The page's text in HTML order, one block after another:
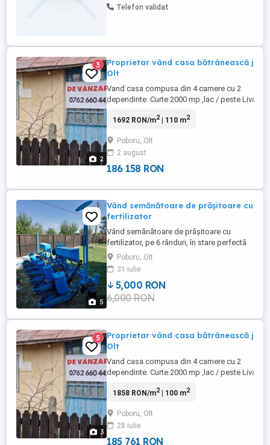
Telefon validat
2
3
Proprietar vând casa bătrânească jud
Olt
Vand casa compusa din 4 camere cu 2
dependinte. Curte 2000 mp ,lac / peste Livada
apa . Sobe de teracota. Pozitie la strada
https://maps.app.goo.gl/
1692 RON/m2| 110 m2
Poboru, Olt
2 august
186 158 RON
5
Vând semănătoare de prășitoare cu
fertilizator
Vând semănătoare de prășitoare cu
fertilizator, pe 6 rânduri, în stare perfectă
de funcționare. Semănătoarea este
producție românească la Piatra Neamț.
Preț 5000 de lei fix.
Poboru, Olt
31 iulie
5,000 RON
6,000 RON
3
5
Proprietar vând casa bătrânească jud
Olt
Vand casa compusa din 4 camere cu 2
dependinte. Curte 2000 mp ,lac / peste Livada
apa . Sobe de teracota. Pozitie la strada
https://maps.app.goo.gl/
1858 RON/m2| 100 m2
Poboru, Olt
28 iulie
185 761 RON